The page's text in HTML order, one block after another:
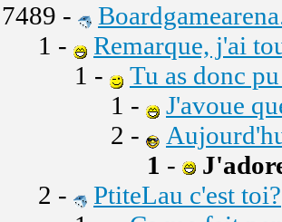
7489 -
1 -
Remarque, j'ai
1 -
Tu as donc
1 -
J'avoue
2 -
1 -
2 -
PtiteLau c'est toi?